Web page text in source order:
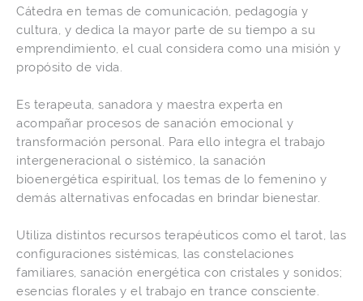
Cátedra en temas de comunicación, pedagogía y
cultura, y dedica la mayor parte de su tiempo a su
emprendimiento, el cual considera como una misión y
propósito de vida.
Es terapeuta, sanadora y maestra experta en
acompañar procesos de sanación emocional y
transformación personal. Para ello integra el trabajo
intergeneracional o sistémico, la sanación
bioenergética espiritual, los temas de lo femenino y
demás alternativas enfocadas en brindar bienestar.
Utiliza distintos recursos terapéuticos como el tarot, las
configuraciones sistémicas, las constelaciones
familiares, sanación energética con cristales y sonidos;
esencias florales y el trabajo en trance consciente.